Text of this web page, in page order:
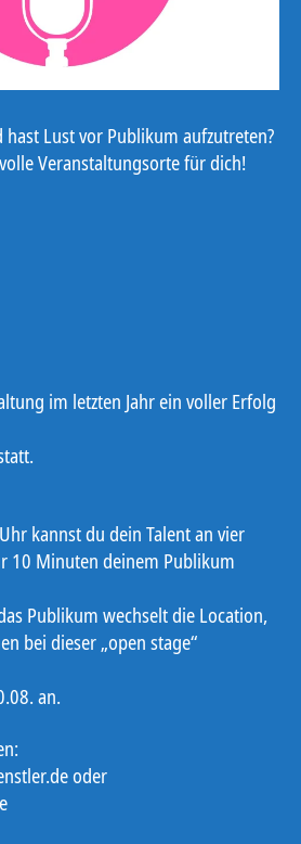
hast Lust vor Publikum aufzutreten?
Veranstaltungsorte für dich!
im letzten Jahr ein voller Erfolg
kannst du dein Talent an vier
10 Minuten deinem Publikum
Publikum wechselt die Location,
bei dieser „open stage“
an.
oder